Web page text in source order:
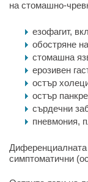
на стомашно-
езофагит,
обостряне
стомашна
ерозивен
остър
остър
сърдечни
пневмония,
Диференциалната
симптоматични